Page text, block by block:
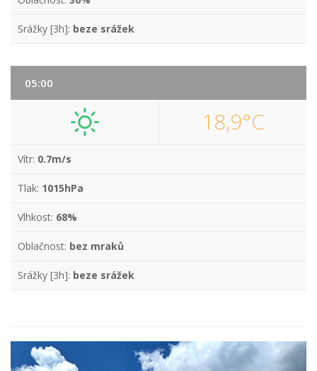
Srážky [3h]: beze srážek
05:00
18,9°C
Vítr: 0.7m/s
Tlak: 1015hPa
Vlhkost: 68%
Oblačnost: bez mraků
Srážky [3h]: beze srážek